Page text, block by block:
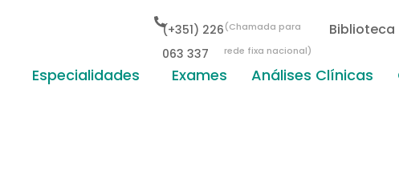
(+351) 226
063 337
(Chamada para
rede fixa nacional)
Biblioteca
Especialidades Exames Análises Clínicas